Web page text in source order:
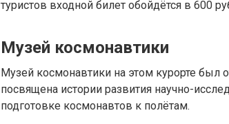
туристов входной билет обойдётся в 600
Музей космонавтики
Музей космонавтики на этом курорте был
посвящена истории развития научно-
подготовке космонавтов к полётам.